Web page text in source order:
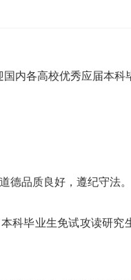
内各高校优秀应届本科
德品质良好，遵纪守法。
科毕业生免试攻读研究